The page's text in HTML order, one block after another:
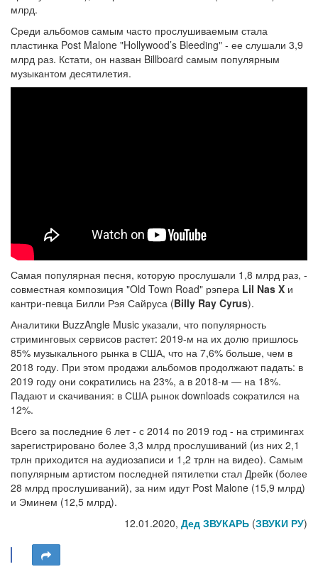
млрд.
Среди альбомов самым часто прослушиваемым стала
пластинка Post Malone "Hollywood’s Bleeding" - ее слушали 3,9
млрд раз. Кстати, он назван Billboard самым популярным
музыкантом десятилетия.
Самая популярная песня, которую прослушали 1,8 млрд раз, -
совместная композиция "Old Town Road" рэпера Lil Nas X и
кантри-певца Билли Рэя Сайруса (Billy Ray Cyrus).
Аналитики BuzzAngle Music указали, что популярность
стриминговых сервисов растет: 2019-м на их долю пришлось
85% музыкального рынка в США, что на 7,6% больше, чем в
2018 году. При этом продажи альбомов продолжают падать: в
2019 году они сократились на 23%, а в 2018-м ― на 18%.
Падают и скачивания: в США рынок downloads сократился на
12%.
Всего за последние 6 лет - с 2014 по 2019 год - на стримингах
зарегистрировано более 3,3 млрд прослушиваний (из них 2,1
трлн приходится на аудиозаписи и 1,2 трлн на видео). Самым
популярным артистом последней пятилетки стал Дрейк (более
28 млрд прослушиваний), за ним идут Post Malone (15,9 млрд)
и Эминем (12,5 млрд).
12.01.2020, Дед ЗВУКАРЬ (ЗВУКИ РУ)